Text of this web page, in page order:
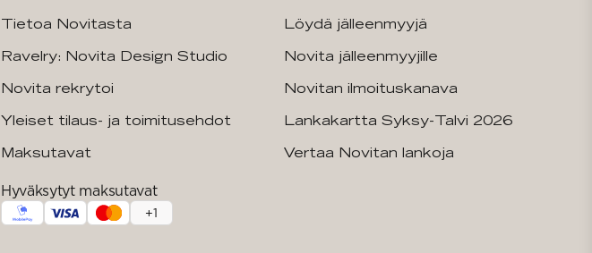
Tietoa Novitasta
Ravelry: Novita Design Studio
Novita rekrytoi
Yleiset tilaus- ja toimitusehdot
Maksutavat
Löydä jälleenmyyjä
Novita jälleenmyyjille
Novitan ilmoituskanava
Lankakartta Syksy-Talvi 2026
Vertaa Novitan lankoja
Hyväksytyt maksutavat
+1